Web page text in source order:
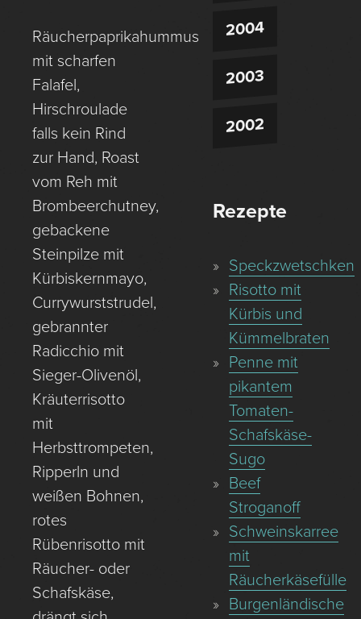
Räucherpaprikahummus
mit scharfen
Falafel,
Hirschroulade
falls kein Rind
zur Hand, Roast
vom Reh mit
Brombeerchutney,
gebackene
Steinpilze mit
Kürbiskernmayo,
Currywurststrudel,
gebrannter
Radicchio mit
Sieger-Olivenöl,
Kräuterrisotto
mit
Herbsttrompeten,
Ripperln und
weißen Bohnen,
rotes
Rübenrisotto mit
Räucher- oder
Schafskäse,
2004
2003
2002
Rezepte
Speckzwetschken
Risotto mit
Kürbis und
Kümmelbraten
Penne mit
pikantem
Tomaten-
Schafskäse-
Sugo
Beef
Stroganoff
Schweinskarree
mit
Räucherkäsefülle
Burgenländische